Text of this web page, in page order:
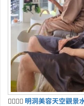
💆‍♀️💆‍♂️ 明洞美容天空觀景